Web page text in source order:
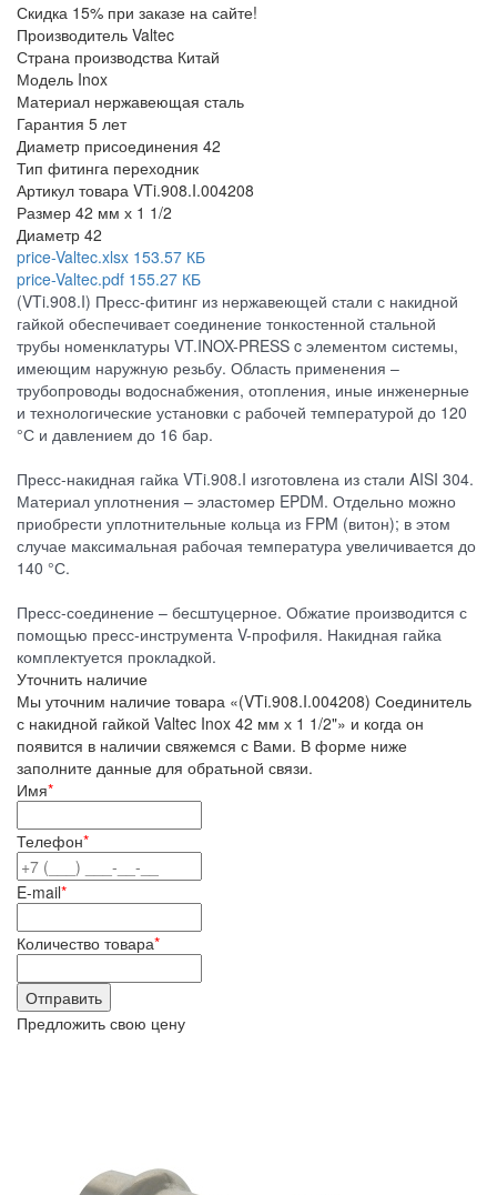
Скидка 15% при заказе на сайте!
Производитель Valtec
Страна производства Китай
Модель Inox
Материал нержавеющая сталь
Гарантия 5 лет
Диаметр присоединения 42
Тип фитинга переходник
Артикул товара VTi.908.I.004208
Размер 42 мм х 1 1/2
Диаметр 42
price-Valtec.xlsx 153.57 КБ
price-Valtec.pdf 155.27 КБ
(VTi.908.I) Пресс-фитинг из нержавеющей стали с накидной
гайкой обеспечивает соединение тонкостенной стальной
трубы номенклатуры VT.INOX-PRESS c элементом системы,
имеющим наружную резьбу. Область применения –
трубопроводы водоснабжения, отопления, иные инженерные
и технологические установки с рабочей температурой до 120
°С и давлением до 16 бар.
Пресс-накидная гайка VTi.908.I изготовлена из стали AISI 304.
Материал уплотнения – эластомер EPDM. Отдельно можно
приобрести уплотнительные кольца из FPM (витон); в этом
случае максимальная рабочая температура увеличивается до
140 °С.
Пресс-соединение – бесштуцерное. Обжатие производится с
помощью пресс-инструмента V-профиля. Накидная гайка
комплектуется прокладкой.
Уточнить наличие
Мы уточним наличие товара «(VTi.908.I.004208) Соединитель
с накидной гайкой Valtec Inox 42 мм х 1 1/2"» и когда он
появится в наличии свяжемся с Вами. В форме ниже
заполните данные для обратьной связи.
Имя*
Телефон*
E-mail*
Количество товара*
Предложить свою цену